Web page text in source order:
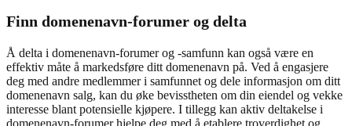
Finn domenenavn-forumer og delta
Å delta i domenenavn-forumer og -samfunn kan også være en
effektiv måte å markedsføre ditt domenenavn på. Ved å engasjere
deg med andre medlemmer i samfunnet og dele informasjon om ditt
domenenavn salg, kan du øke bevisstheten om din eiendel og vekke
interesse blant potensielle kjøpere. I tillegg kan aktiv deltakelse i
domenenavn-forumer hjelpe deg med å etablere troverdighet og